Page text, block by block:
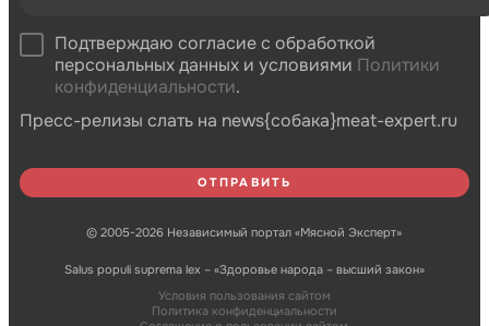
Подтверждаю согласие с обработкой
персональных данных и условиями Политики
конфиденциальности.
Пресс-релизы слать на news{собака}meat-expert.ru
© 2005-2026 Независимый портал «Мясной Эксперт»
Salus populi suprema lex – «Здоровье народа – высший закон»
Условия пользования сайтом
Политика конфиденциальности